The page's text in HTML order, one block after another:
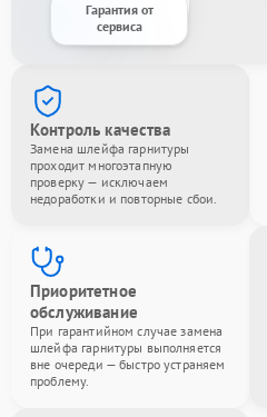
Гарантия от
сервиса
Контроль качества
Замена шлейфа гарнитуры
проходит многоэтапную
проверку — исключаем
недоработки и повторные сбои.
Приоритетное
обслуживание
При гарантийном случае замена
шлейфа гарнитуры выполняется
вне очереди — быстро устраняем
проблему.